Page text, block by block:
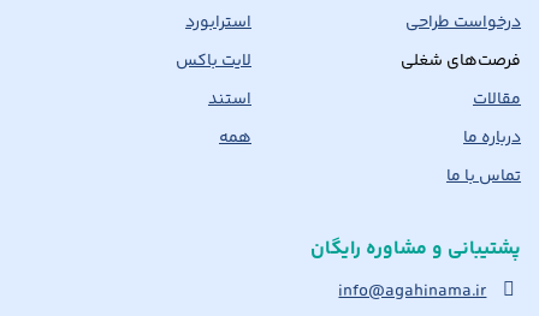
درخواست طراحی
فرصت‌های شغلی
مقالات
درباره ما
تماس با ما
استرابورد
لایت باکس
استند
همه
پشتیبانی و مشاوره رایگان
info@agahinama.ir